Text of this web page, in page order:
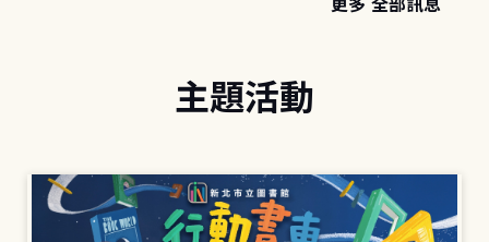
更多 全部訊息
主題活動